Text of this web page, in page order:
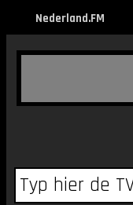
Nederland.FM